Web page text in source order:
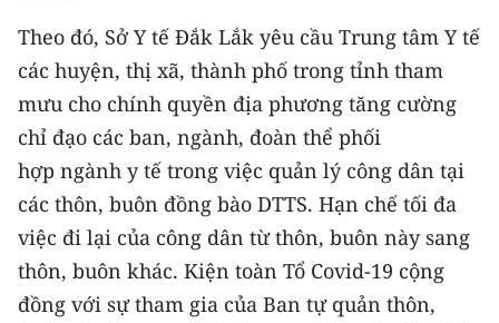
Theo đó, Sở Y tế Đắk Lắk yêu cầu Trung tâm Y tế
các huyện, thị xã, thành phố trong tỉnh tham
mưu cho chính quyền địa phương tăng cường
chỉ đạo các ban, ngành, đoàn thể phối
hợp ngành y tế trong việc quản lý công dân tại
các thôn, buôn đồng bào DTTS. Hạn chế tối đa
việc đi lại của công dân từ thôn, buôn này sang
thôn, buôn khác. Kiện toàn Tổ Covid-19 cộng
đồng với sự tham gia của Ban tự quản thôn,